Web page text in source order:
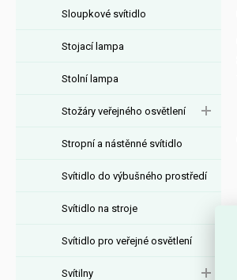
Sloupkové svítidlo
Stojací lampa
Stolní lampa
Stožáry veřejného osvětlení
Stropní a nástěnné svítidlo
Svítidlo do výbušného prostředí
Svítidlo na stroje
Svítidlo pro veřejné osvětlení
Svítilny